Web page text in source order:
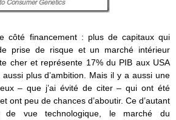
côté financement : plus de capitaux qui
prise de risque et un marché intérieur
cher et représente 17% du PIB aux USA
plus d’ambition. Mais il y a aussi une
– que j’ai évité de citer – qui ont été
ont peu de chances d’aboutir. Ce d’autant
de vue technologique, le marché du